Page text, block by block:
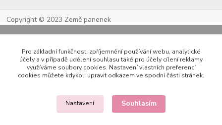
Copyright © 2023 Země panenek
Pro základní funkčnost, zpříjemnění používání webu, analytické
účely a v případě udělení souhlasu také pro účely cílení reklamy
využíváme soubory cookies. Nastavení vlastních preferencí
cookies můžete kdykoli upravit odkazem ve spodní části stránek.
Nastavení Souhlasím